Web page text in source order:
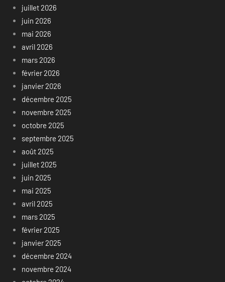
juillet 2026
juin 2026
mai 2026
avril 2026
mars 2026
février 2026
janvier 2026
décembre 2025
novembre 2025
octobre 2025
septembre 2025
août 2025
juillet 2025
juin 2025
mai 2025
avril 2025
mars 2025
février 2025
janvier 2025
décembre 2024
novembre 2024